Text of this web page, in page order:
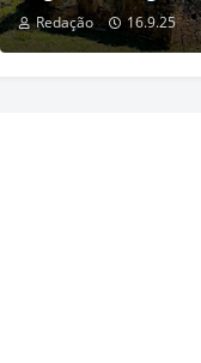
Redação 16.9.25